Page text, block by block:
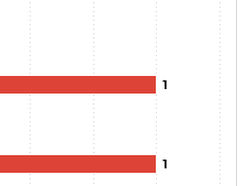
1
1